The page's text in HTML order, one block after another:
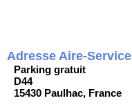
Adresse Aire-Service
Parking gratuit
D44
15430 Paulhac, France